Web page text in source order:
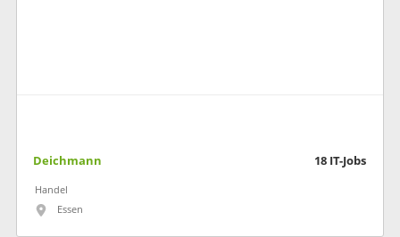
Deichmann 18 IT-Jobs
Handel
Essen